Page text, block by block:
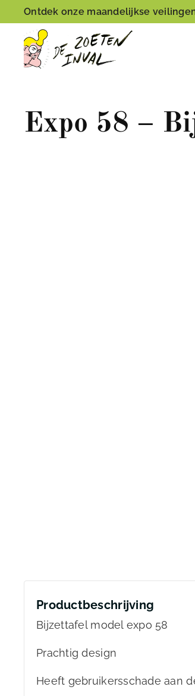
Ontdek onze maandelijkse
Expo 58 –
Productbeschrijving
Bijzettafel model expo 58
Prachtig design
Heeft gebruikersschade aan